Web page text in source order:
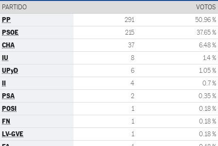
PARTIDO VOTOS
PP 291 50.96 %
PSOE 215 37.65 %
CHA 37 6.48 %
IU 8 1.4 %
UPyD 6 1.05 %
II 4 0.7 %
PSA 2 0.35 %
POSI 1 0.18 %
FN 1 0.18 %
LV-GVE 1 0.18 %